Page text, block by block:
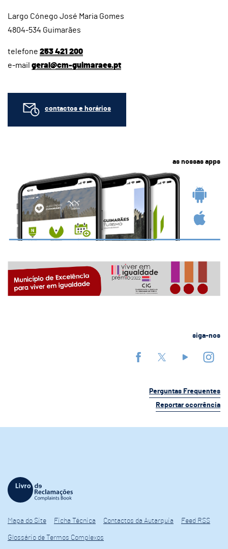
Largo Cónego José Maria Gomes
4804-534 Guimarães
telefone 253 421 200
e-mail geral@cm-guimaraes.pt
contactos e horários
as nossas apps
siga-nos
Perguntas Frequentes
Reportar ocorrência
Mapa do Site Ficha Técnica Contactos da Autarquia Feed RSS
Glossário de Termos Complexos